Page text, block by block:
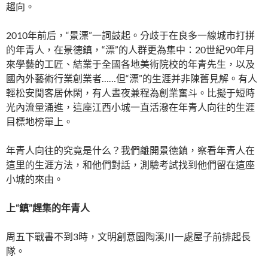
趨向。
2010年前后，“景漂”一詞鼓起。分歧于在良多一線城市打拼
的年青人，在景德鎮，“漂”的人群更為集中：20世紀90年月
來學藝的工匠、結業于全國各地美術院校的年青先生，以及
國內外藝術行業創業者……但“漂”的生涯并非陳舊見解。有人
輕松安閒客居休閑，有人晝夜兼程為創業奮斗。比擬于短時
光內流量涌進，這座江西小城一直活潑在年青人向往的生涯
目標地榜單上。
年青人向往的究竟是什么？我們離開景德鎮，察看年青人在
這里的生涯方法，和他們對話，測驗考試找到他們留在這座
小城的來由。
上“鎮”趕集的年青人
周五下戰書不到3時，文明創意園陶溪川一處屋子前排起長
隊。